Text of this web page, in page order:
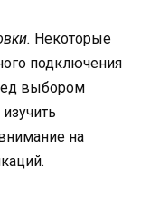
Некоторые
подключения
выбором
на